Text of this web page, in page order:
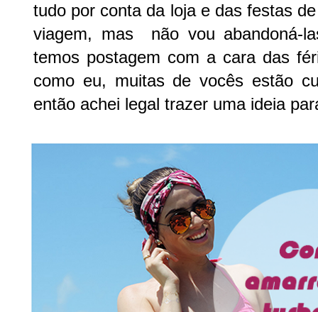
tudo por conta da loja e das festas
viagem, mas não vou abandoná-
temos postagem com a cara das
como eu, muitas de vocês estão
então achei legal trazer uma ideia